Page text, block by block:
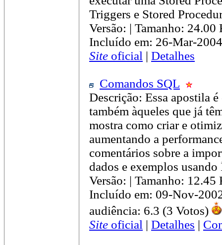
Triggers e Stored
Versão: | Tamanho: 24.00
Incluído em: 26-Mar-
Site oficial | Detalhes
Comandos SQL
Descrição: Essa apostila
também àqueles que já
mostra como criar e
aumentando a
comentários sobre a
dados e exemplos
Versão: | Tamanho: 12.45
Incluído em: 09-Nov-
audiência: 6.3 (3 Votos)
Site oficial | Detalhes |